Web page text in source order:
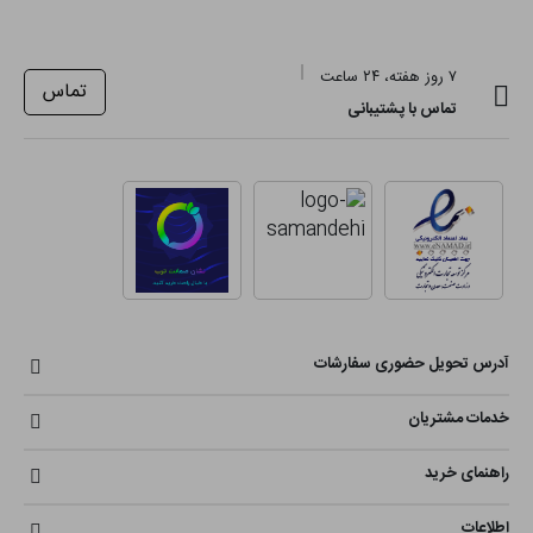
۷ روز هفته، ۲۴ ساعت
تماس با پشتیبانی
تماس
آدرس تحویل حضوری سفارشات
خدمات مشتریان
راهنمای خرید
اطلاعات